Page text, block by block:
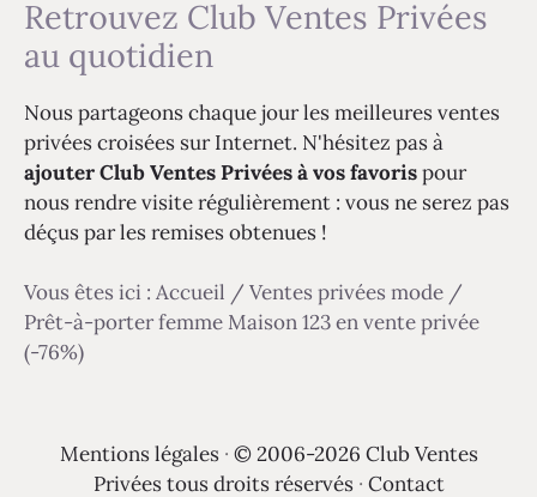
Retrouvez Club Ventes Privées
au quotidien
Nous partageons chaque jour les meilleures ventes
privées croisées sur Internet. N'hésitez pas à
ajouter Club Ventes Privées à vos favorispour
nous rendre visite régulièrement : vous ne serez pas
déçus par les remises obtenues !
Vous êtes ici : Accueil / Ventes privées mode /
Prêt-à-porter femme Maison 123 en vente privée
(-76%)
Mentions légales · © 2006-2026 Club Ventes
Privées tous droits réservés · Contact